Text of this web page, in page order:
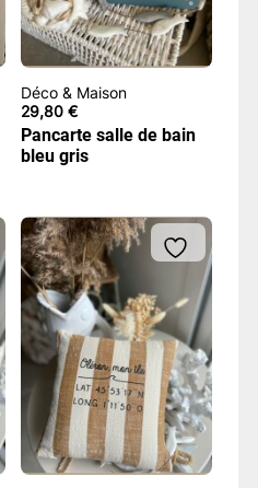
Déco & Maison
29,80€
Pancarte salle de bain
bleu gris